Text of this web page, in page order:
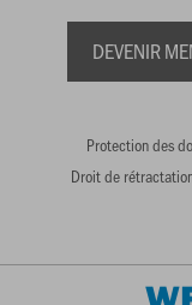
DEVENIR
Protection des
Droit de